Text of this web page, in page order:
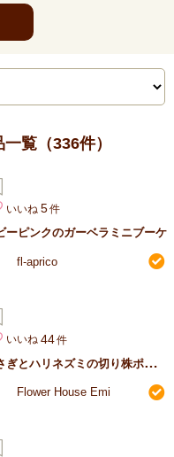
一覧 （336件）
いいね 5
ーピンクのガーベラミニブーケ
fl-aprico
いいね 44
Flower House Emi